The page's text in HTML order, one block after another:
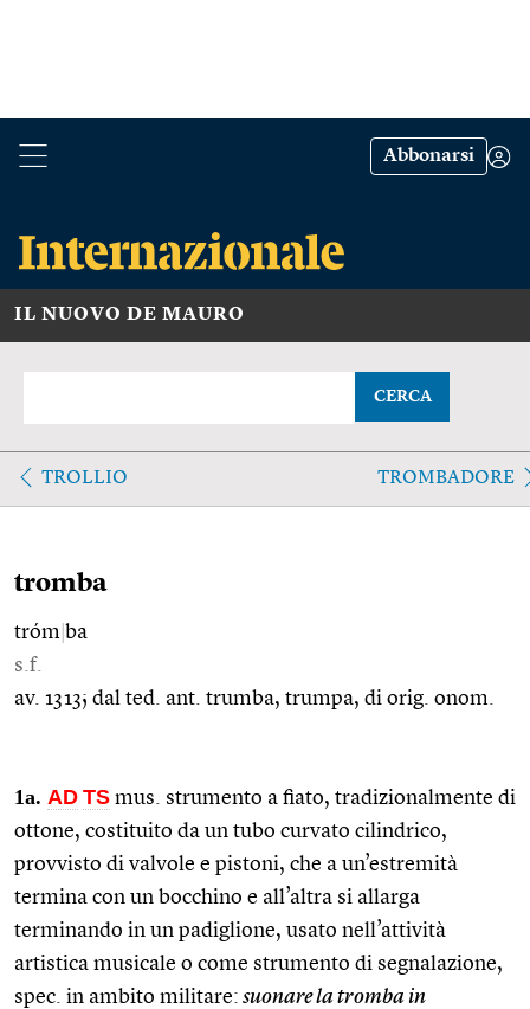
Abbonarsi
IL NUOVO DE MAURO
CERCA
TROLLIO TROMBADORE
tromba
tróm ba
s.f.
av. 1313; dal ted. ant. trumba, trumpa, di orig. onom.
1a. AD TS mus. strumento a fiato, tradizionalmente di
ottone, costituito da un tubo curvato cilindrico,
provvisto di valvole e pistoni, che a un’estremità
termina con un bocchino e all’altra si allarga
terminando in un padiglione, usato nell’attività
artistica musicale o come strumento di segnalazione,
spec. in ambito militare: suonare la tromba in